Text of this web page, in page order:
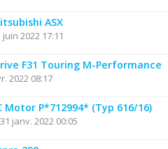
ASX
juin 2022 17:11
F31 Touring M-Performance
2022 08:17
Motor P*712994* (Typ 616/16)
janv. 2022 00:05